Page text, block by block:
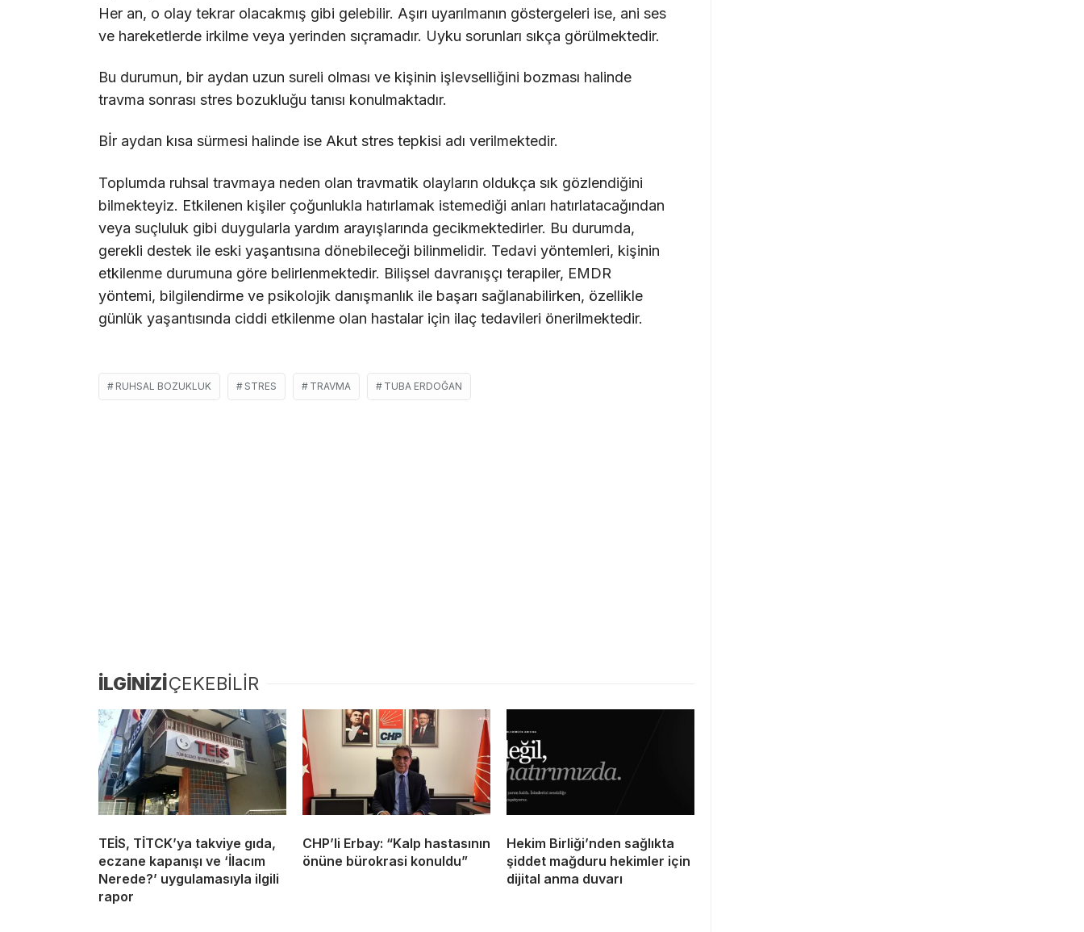
Her an, o olay tekrar olacakmış gibi gelebilir. Aşırı uyarılmanın göstergeleri ise, ani ses
ve hareketlerde irkilme veya yerinden sıçramadır. Uyku sorunları sıkça görülmektedir.
Bu durumun, bir aydan uzun sureli olması ve kişinin işlevselliğini bozması halinde
travma sonrası stres bozukluğu tanısı konulmaktadır.
Bİr aydan kısa sürmesi halinde ise Akut stres tepkisi adı verilmektedir.
Toplumda ruhsal travmaya neden olan travmatik olayların oldukça sık gözlendiğini
bilmekteyiz. Etkilenen kişiler çoğunlukla hatırlamak istemediği anları hatırlatacağından
veya suçluluk gibi duygularla yardım arayışlarında gecikmektedirler. Bu durumda,
gerekli destek ile eski yaşantısına dönebileceği bilinmelidir. Tedavi yöntemleri, kişinin
etkilenme durumuna göre belirlenmektedir. Bilişsel davranışçı terapiler, EMDR
yöntemi, bilgilendirme ve psikolojik danışmanlık ile başarı sağlanabilirken, özellikle
günlük yaşantısında ciddi etkilenme olan hastalar için ilaç tedavileri önerilmektedir.
RUHSAL BOZUKLUK STRES TRAVMA TUBA ERDOĞAN
İLGİNİZİÇEKEBİLİR
TEİS, TİTCK’ya takviye gıda,
eczane kapanışı ve ‘İlacım
Nerede?’ uygulamasıyla ilgili
rapor
CHP’li Erbay: “Kalp hastasının
önüne bürokrasi konuldu”
Hekim Birliği’nden sağlıkta
şiddet mağduru hekimler için
dijital anma duvarı